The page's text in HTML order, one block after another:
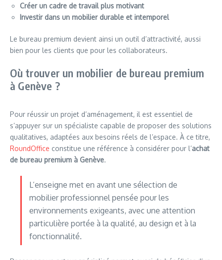
Créer un cadre de travail plus motivant
Investir dans un mobilier durable et intemporel
Le bureau premium devient ainsi un outil d’attractivité, aussi
bien pour les clients que pour les collaborateurs.
Où trouver un mobilier de bureau premium
à Genève ?
Pour réussir un projet d’aménagement, il est essentiel de
s’appuyer sur un spécialiste capable de proposer des solutions
qualitatives, adaptées aux besoins réels de l’espace. À ce titre,
RoundOffice constitue une référence à considérer pour l’achat
de bureau premium à Genève.
L’enseigne met en avant une sélection de
mobilier professionnel pensée pour les
environnements exigeants, avec une attention
particulière portée à la qualité, au design et à la
fonctionnalité.